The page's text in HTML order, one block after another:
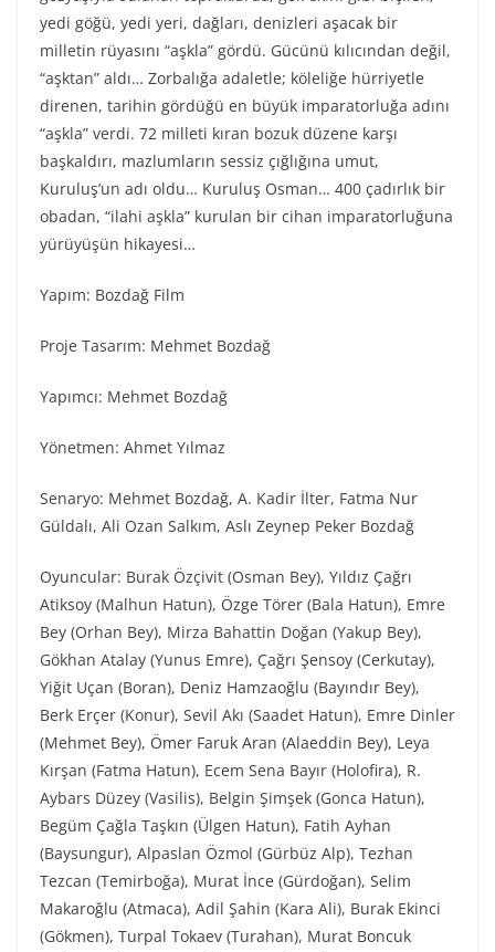
yedi göğü, yedi yeri, dağları, denizleri aşacak bir
milletin rüyasını “aşkla” gördü. Gücünü kılıcından değil,
“aşktan” aldı… Zorbalığa adaletle; köleliğe hürriyetle
direnen, tarihin gördüğü en büyük imparatorluğa adını
“aşkla” verdi. 72 milleti kıran bozuk düzene karşı
başkaldırı, mazlumların sessiz çığlığına umut,
Kuruluş’un adı oldu… Kuruluş Osman… 400 çadırlık bir
obadan, “ilahi aşkla” kurulan bir cihan imparatorluğuna
yürüyüşün hikayesi…
Yapım: Bozdağ Fi̇lm
Proje Tasarım: Mehmet Bozdağ
Yapımcı: Mehmet Bozdağ
Yönetmen: Ahmet Yılmaz
Senaryo: Mehmet Bozdağ, A. Kadir İlter, Fatma Nur
Güldalı, Ali Ozan Salkım, Aslı Zeynep Peker Bozdağ
Oyuncular: Burak Özçivit (Osman Bey), Yıldız Çağrı
Atiksoy (Malhun Hatun), Özge Törer (Bala Hatun), Emre
Bey (Orhan Bey), Mirza Bahattin Doğan (Yakup Bey),
Gökhan Atalay (Yunus Emre), Çağrı Şensoy (Cerkutay),
Yiğit Uçan (Boran), Deniz Hamzaoğlu (Bayındır Bey),
Berk Erçer (Konur), Sevil Akı (Saadet Hatun), Emre Dinler
(Mehmet Bey), Ömer Faruk Aran (Alaeddin Bey), Leya
Kırşan (Fatma Hatun), Ecem Sena Bayır (Holofira), R.
Aybars Düzey (Vasilis), Belgin Şimşek (Gonca Hatun),
Begüm Çağla Taşkın (Ülgen Hatun), Fatih Ayhan
(Baysungur), Alpaslan Özmol (Gürbüz Alp), Tezhan
Tezcan (Temirboğa), Murat İnce (Gürdoğan), Selim
Makaroğlu (Atmaca), Adil Şahin (Kara Ali), Burak Ekinci
(Gökmen), Turpal Tokaev (Turahan), Murat Boncuk